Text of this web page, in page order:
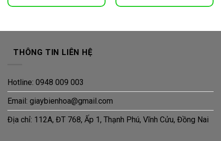
THÔNG TIN LIÊN HỆ
Hotline: 0948 009 003
Email: giaybienhoa@gmail.com
Địa chỉ: 112A, ĐT 768, Ấp 1, Thạnh Phú, Vĩnh Cửu, Đồng Nai